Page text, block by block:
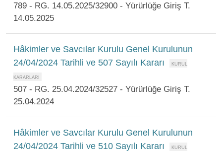
789 - RG. 14.05.2025/32900 - Yürürlüğe Giriş T.
14.05.2025
Hâkimler ve Savcılar Kurulu Genel Kurulunun
24/04/2024 Tarihli ve 507 Sayılı Kararı
507 - RG. 25.04.2024/32527 - Yürürlüğe Giriş T.
25.04.2024
Hâkimler ve Savcılar Kurulu Genel Kurulunun
24/04/2024 Tarihli ve 510 Sayılı Kararı